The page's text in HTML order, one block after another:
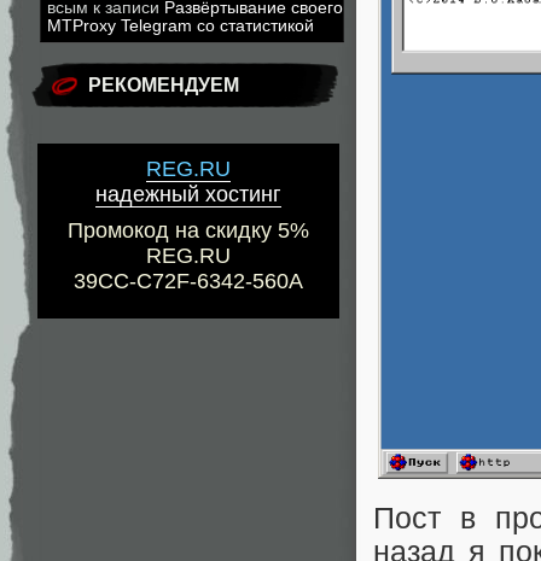
всым к записи Развёртывание своего
MTProxy Telegram со статистикой
РЕКОМЕНДУЕМ
REG.RU
надежный хостинг
Промокод на скидку 5%
REG.RU
39CC-C72F-6342-560A
Пост в
назад я